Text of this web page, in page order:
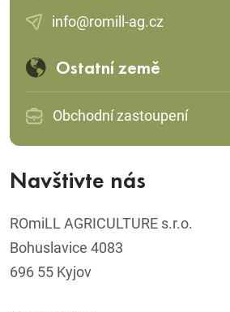
info@romill-ag.cz
Ostatní země
Obchodní zastoupení
Navštivte nás
ROmiLL AGRICULTURE s.r.o.
Bohuslavice 4083
696 55 Kyjov